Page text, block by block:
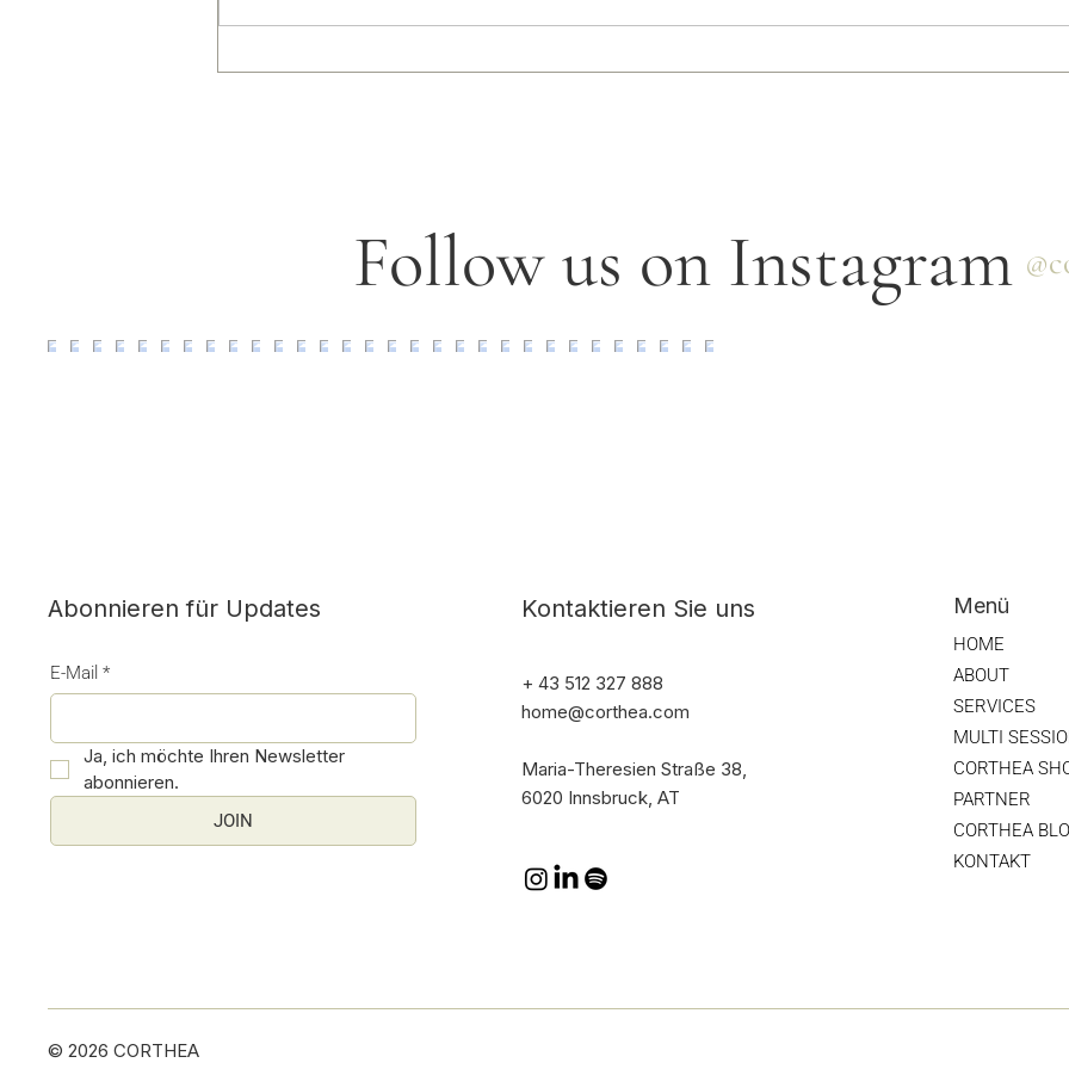
Follow us on Instagram
Menü
HOME
ABOUT
SERVICES
MULTI
CORTHEA
PARTNER
CORTHEA
KONTAKT
© 2026 CORTHEA
Kontaktieren Sie uns
+ 43 512 327 888
home@corthea.com
Maria-Theresien Straße 38,
6020 Innsbruck, AT
Abonnieren für Updates
E-Mail *
Ja, ich möchte Ihren Newsletter
abonnieren.
JOIN